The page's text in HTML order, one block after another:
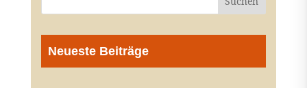
Neueste Beiträge